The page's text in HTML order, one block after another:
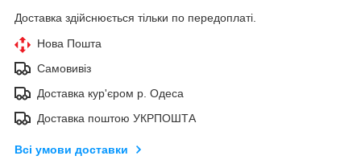
Доставка здійснюється тільки по передоплаті.
Нова Пошта
Самовивіз
Доставка кур'єром р. Одеса
Доставка поштою УКРПОШТА
Всі умови доставки